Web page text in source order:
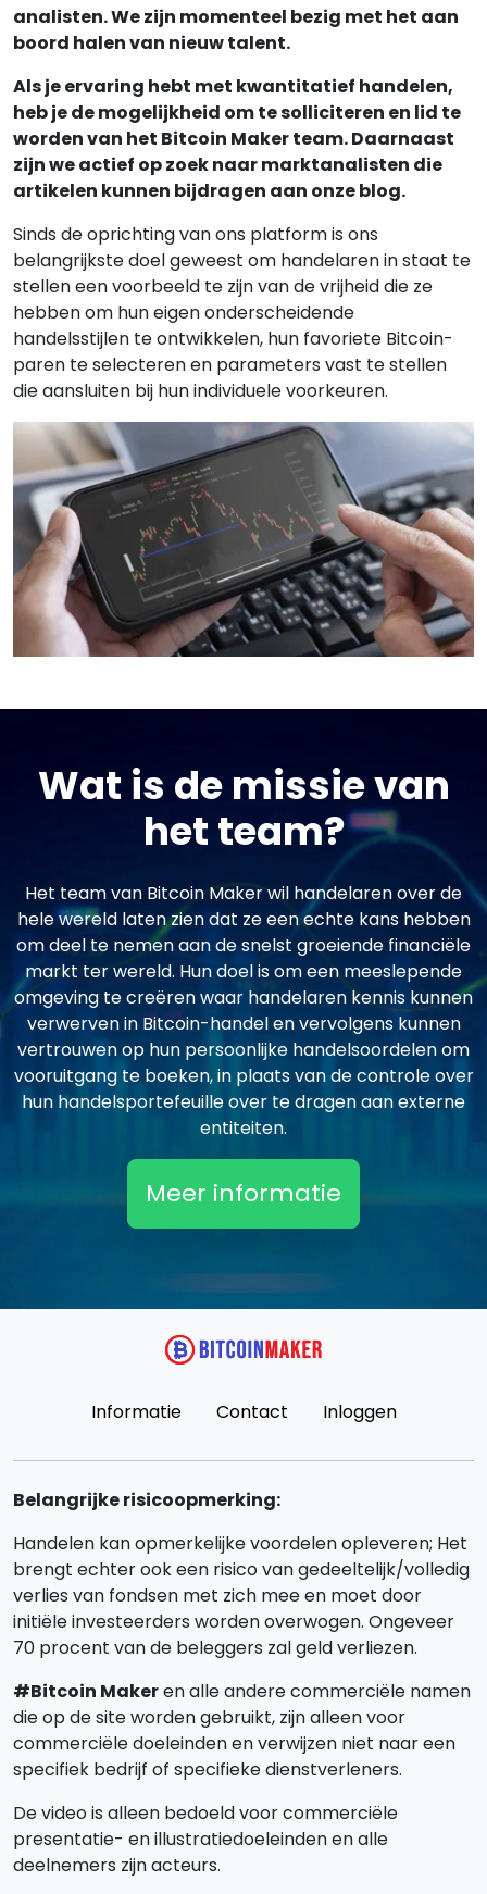
analisten. We zijn momenteel bezig met het aan
boord halen van nieuw talent.
Als je ervaring hebt met kwantitatief handelen,
heb je de mogelijkheid om te solliciteren en lid te
worden van het Bitcoin Maker team. Daarnaast
zijn we actief op zoek naar marktanalisten die
artikelen kunnen bijdragen aan onze blog.
Sinds de oprichting van ons platform is ons
belangrijkste doel geweest om handelaren in staat te
stellen een voorbeeld te zijn van de vrijheid die ze
hebben om hun eigen onderscheidende
handelsstijlen te ontwikkelen, hun favoriete Bitcoin-
paren te selecteren en parameters vast te stellen
die aansluiten bij hun individuele voorkeuren.
Wat is de missie van
het team?
Het team van Bitcoin Maker wil handelaren over de
hele wereld laten zien dat ze een echte kans hebben
om deel te nemen aan de snelst groeiende financiële
markt ter wereld. Hun doel is om een meeslepende
omgeving te creëren waar handelaren kennis kunnen
verwerven in Bitcoin-handel en vervolgens kunnen
vertrouwen op hun persoonlijke handelsoordelen om
vooruitgang te boeken, in plaats van de controle over
hun handelsportefeuille over te dragen aan externe
entiteiten.
Meer informatie
Informatie Contact Inloggen
Belangrijke risicoopmerking:
Handelen kan opmerkelijke voordelen opleveren; Het
brengt echter ook een risico van gedeeltelijk/volledig
verlies van fondsen met zich mee en moet door
initiële investeerders worden overwogen. Ongeveer
70 procent van de beleggers zal geld verliezen.
#Bitcoin Makeren alle andere commerciële namen
die op de site worden gebruikt, zijn alleen voor
commerciële doeleinden en verwijzen niet naar een
specifiek bedrijf of specifieke dienstverleners.
De video is alleen bedoeld voor commerciële
presentatie- en illustratiedoeleinden en alle
deelnemers zijn acteurs.